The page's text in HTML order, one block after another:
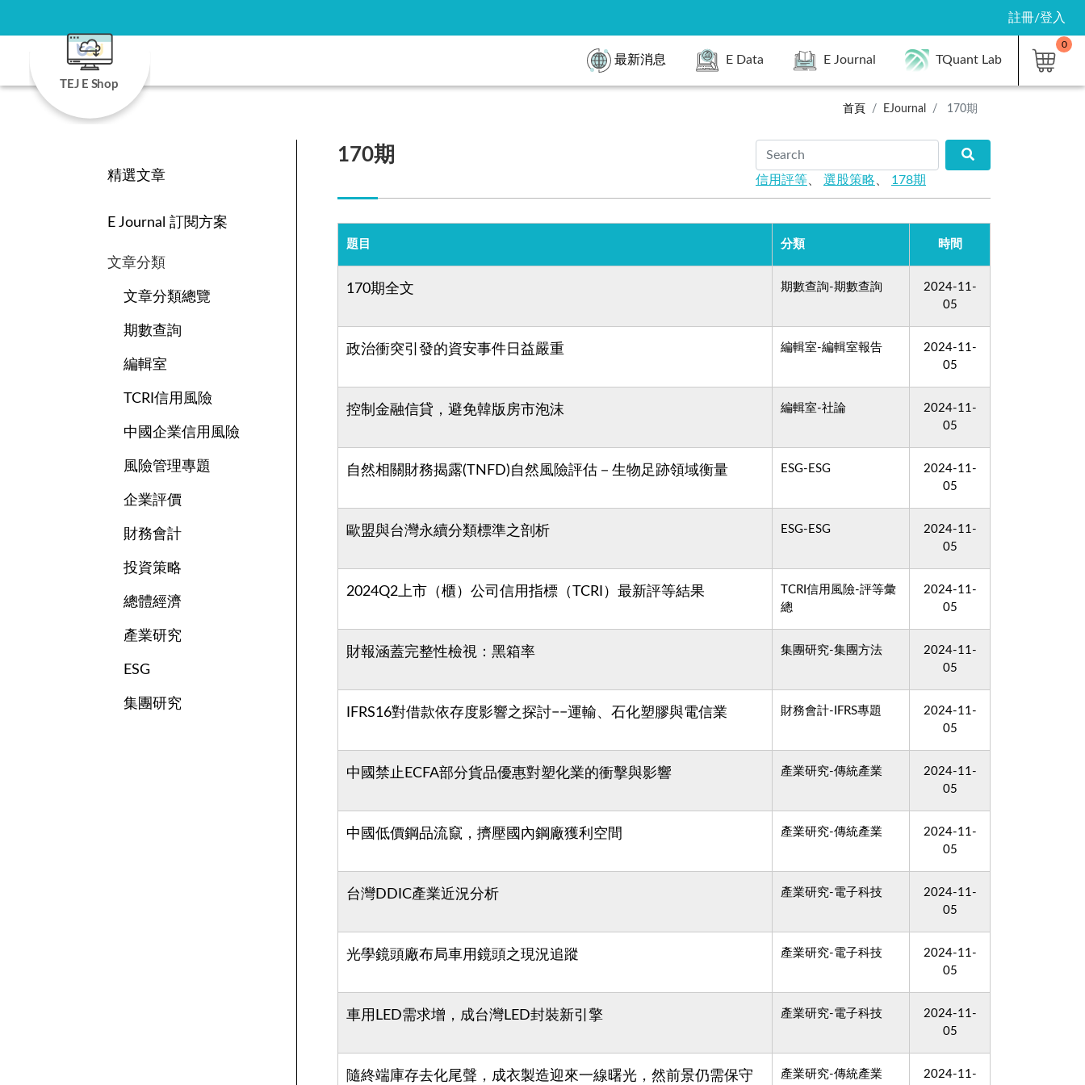
註冊/登入
TEJ E Shop
最新消息 E Data E Journal TQuant Lab
0
首頁 EJournal 170期
精選文章
E Journal 訂閱方案
文章分類
文章分類總覽
期數查詢
編輯室
TCRI信用風險
中國企業信用風險
風險管理專題
企業評價
財務會計
投資策略
總體經濟
產業研究
ESG
集團研究
信用評等 選股策略 178期
170期
題目 分類 時間
170期全文 期數查詢-期數查詢
2024-11-
05
政治衝突引發的資安事件日益嚴重 編輯室-編輯室報告
2024-11-
05
控制金融信貸，避免韓版房市泡沫 編輯室-社論
2024-11-
05
自然相關財務揭露(TNFD)自然風險評估－生物足跡領域衡量 ESG-ESG
2024-11-
05
歐盟與台灣永續分類標準之剖析 ESG-ESG
2024-11-
05
2024Q2上市（櫃）公司信用指標（TCRI）最新評等結果
TCRI信用風險-評等彙
總
2024-11-
05
財報涵蓋完整性檢視：黑箱率 集團研究-集團方法
2024-11-
05
IFRS16對借款依存度影響之探討−−運輸、石化塑膠與電信業 財務會計-IFRS專題
2024-11-
05
中國禁止ECFA部分貨品優惠對塑化業的衝擊與影響 產業研究-傳統產業
2024-11-
05
中國低價鋼品流竄，擠壓國內鋼廠獲利空間 產業研究-傳統產業
2024-11-
05
台灣DDIC產業近況分析 產業研究-電子科技
2024-11-
05
光學鏡頭廠布局車用鏡頭之現況追蹤 產業研究-電子科技
2024-11-
05
車用LED需求增，成台灣LED封裝新引擎 產業研究-電子科技
2024-11-
05
隨終端庫存去化尾聲，成衣製造迎來一線曙光，然前景仍需保守 產業研究-傳統產業 2024-11-